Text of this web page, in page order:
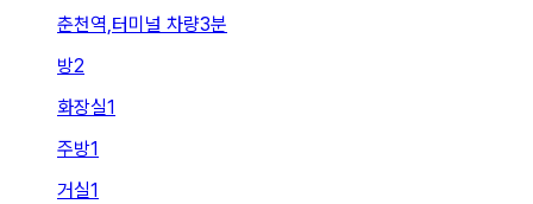
춘천역,터미널 차량3분
방2
화장실1
주방1
거실1